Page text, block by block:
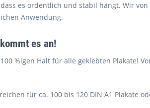
es ordentlich und stabil hängt. Wir
Anwendung.
es an!
%igen Halt für alle geklebten Plakate!
für ca. 100 bis 120 DIN A1 Plakate